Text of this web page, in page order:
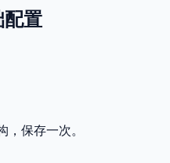
配置
保存一次。